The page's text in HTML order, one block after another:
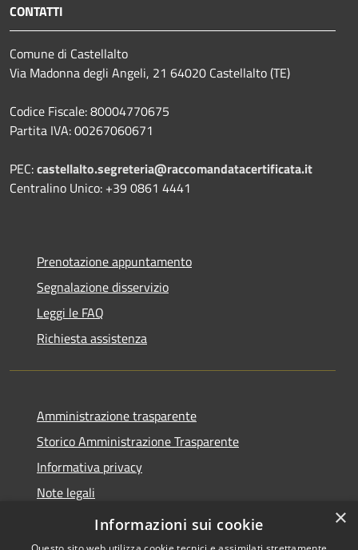
CONTATTI
Comune di Castellalto
Via Madonna degli Angeli, 21 64020 Castellalto (TE)
Codice Fiscale: 80004770675
Partita IVA: 00267060671
PEC:castellalto.segreteria@raccomandatacertificata.it
Centralino Unico: +39 0861 4441
Prenotazione appuntamento
Segnalazione disservizio
Leggi le FAQ
Richiesta assistenza
Amministrazione trasparente
Storico Amministrazione Trasparente
Informativa privacy
Note legali
Dichiarazione di accessibilità
×
Informazioni sui cookie